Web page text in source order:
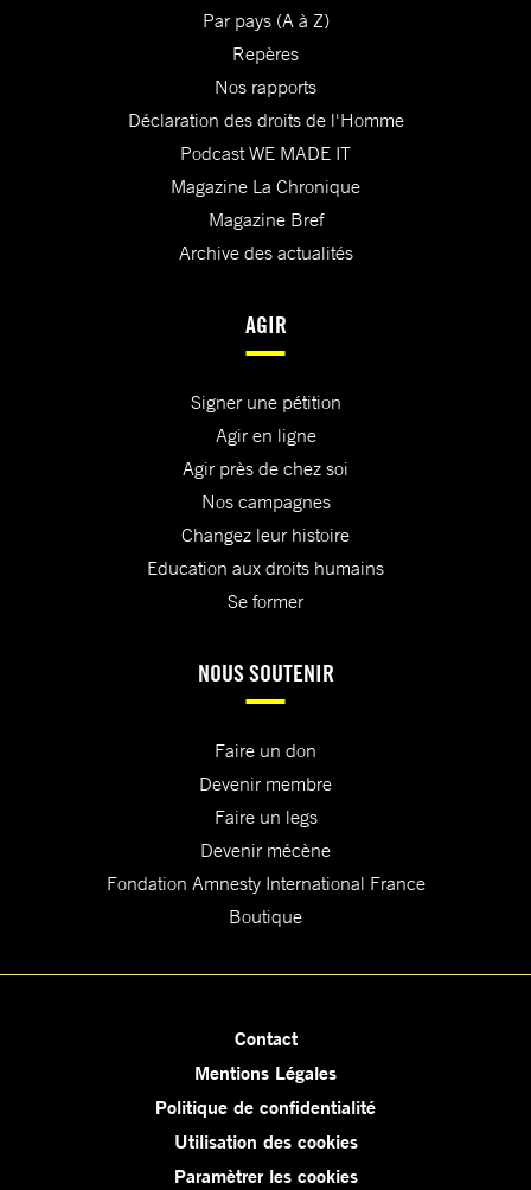
Par pays (A à Z)
Repères
Nos rapports
Déclaration des droits de l'Homme
Podcast WE MADE IT
Magazine La Chronique
Magazine Bref
Archive des actualités
AGIR
Signer une pétition
Agir en ligne
Agir près de chez soi
Nos campagnes
Changez leur histoire
Education aux droits humains
Se former
NOUS SOUTENIR
Faire un don
Devenir membre
Faire un legs
Devenir mécène
Fondation Amnesty International France
Boutique
Contact
Mentions Légales
Politique de confidentialité
Utilisation des cookies
Paramètrer les cookies